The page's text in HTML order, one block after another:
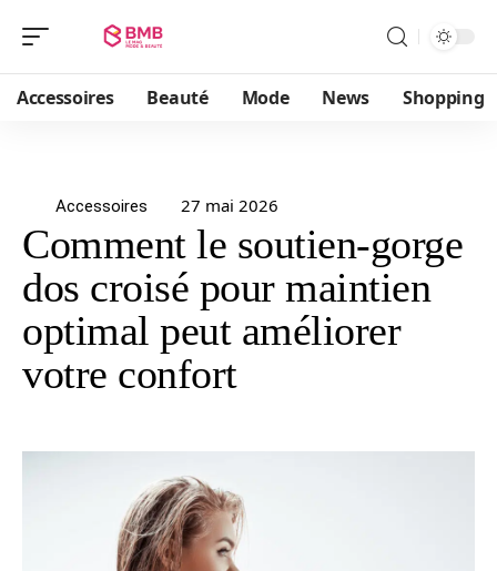
Accessoires Beauté Mode News Shopping
Accessoires 27 mai 2026
Comment le soutien-gorge
dos croisé pour maintien
optimal peut améliorer
votre confort